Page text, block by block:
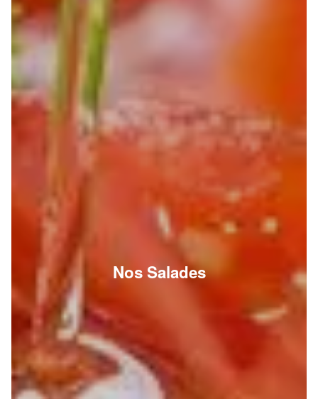
Nos Salades